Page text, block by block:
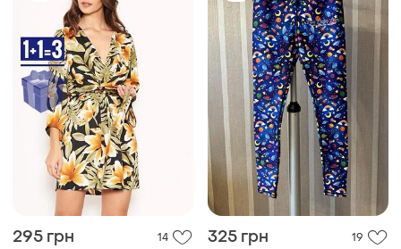
295 грн 14 325 грн 19